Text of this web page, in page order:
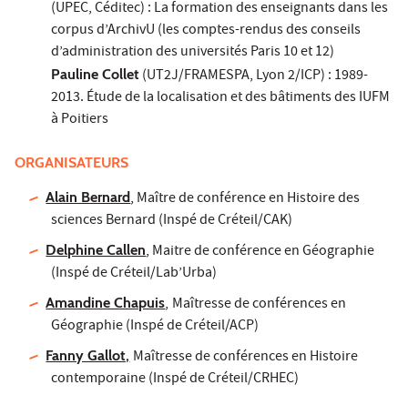
(UPEC, Céditec) : La formation des enseignants dans les
corpus d’ArchivU (les comptes-rendus des conseils
d’administration des universités Paris 10 et 12)
Pauline Collet (UT2J/FRAMESPA, Lyon 2/ICP) : 1989-
2013. Étude de la localisation et des bâtiments des IUFM
à Poitiers
ORGANISATEURS
Alain Bernard, Maître de conférence en Histoire des
sciences Bernard (Inspé de Créteil/CAK)
Delphine Callen, Maitre de conférence en Géographie
(Inspé de Créteil/Lab’Urba)
Amandine Chapuis, Maîtresse de conférences en
Géographie (Inspé de Créteil/ACP)
Fanny Gallot, Maîtresse de conférences en Histoire
contemporaine (Inspé de Créteil/CRHEC)